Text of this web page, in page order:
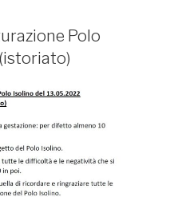
Polo